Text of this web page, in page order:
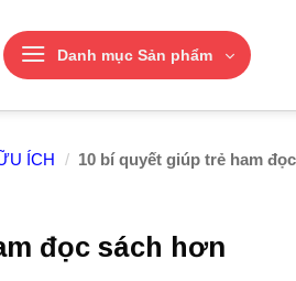
Danh mục Sản phẩm
ÍCH / 10 bí quyết giúp trẻ ham
đọc sách hơn